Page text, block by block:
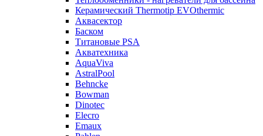
Керамический Thermotip EVOthermic
Аквасектор
Баском
Титановые PSA
Акватехника
AquaViva
AstralPool
Behncke
Bowman
Dinotec
Elecro
Emaux